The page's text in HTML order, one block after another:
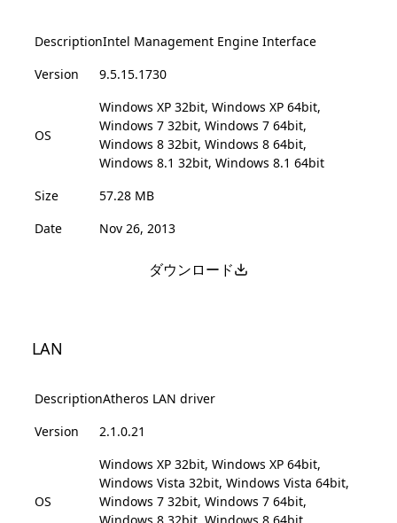
DescriptionIntel Management Engine Interface
Version
9.5.15.1730
OS
Windows XP 32bit, Windows XP 64bit,
Windows 7 32bit, Windows 7 64bit,
Windows 8 32bit, Windows 8 64bit,
Windows 8.1 32bit, Windows 8.1 64bit
Size
57.28 MB
Date
Nov 26, 2013
ダウンロード
LAN
DescriptionAtheros LAN driver
Version
2.1.0.21
OS
Windows XP 32bit, Windows XP 64bit,
Windows Vista 32bit, Windows Vista 64bit,
Windows 7 32bit, Windows 7 64bit,